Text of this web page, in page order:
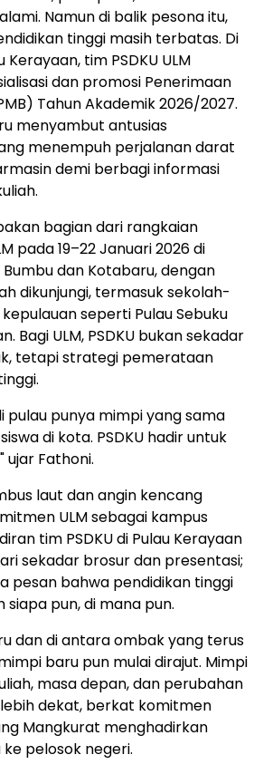
Namun di balik pesona itu,
tinggi masih terbatas. Di
Kerayaan, tim PSDKU ULM
dan promosi Penerimaan
Tahun Akademik 2026/2027.
menyambut antusias
menempuh perjalanan darat
demi berbagi informasi
bagian dari rangkaian
pada 19–22 Januari 2026 di
dan Kotabaru, dengan
dikunjungi, termasuk sekolah-
seperti Pulau Sebuku
Bagi ULM, PSDKU bukan sekadar
tetapi strategi pemerataan
pulau punya mimpi yang sama
di kota. PSDKU hadir untuk
ujar Fathoni.
laut dan angin kencang
ULM sebagai kampus
tim PSDKU di Pulau Kerayaan
sekadar brosur dan presentasi;
pesan bahwa pendidikan tinggi
pun, di mana pun.
dan di antara ombak yang terus
baru pun mulai dirajut. Mimpi
masa depan, dan perubahan
dekat, berkat komitmen
Mangkurat menghadirkan
pelosok negeri.